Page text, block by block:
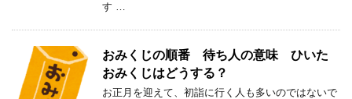
す …
おみくじの順番 待ち人の意味 ひいた
おみくじはどうする？
お正月を迎えて、初詣に行く人も多いのではないで